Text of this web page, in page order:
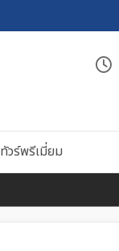
ทัวร์พรีเมี่ยม